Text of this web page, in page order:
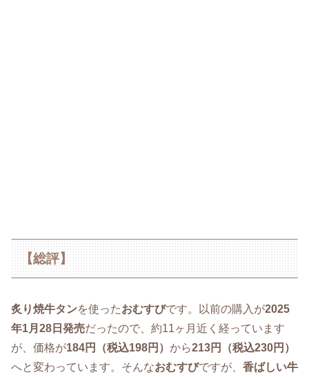
【総評】
炙り焼牛タンを使ったおむすびです。以前の購入が2025
年1月28日発売だったので、約11ヶ月近く経っています
が、価格が184円（税込198円） から213円（税込230円）
へと変わっています。そんなおむすびですが、 香ばしい牛